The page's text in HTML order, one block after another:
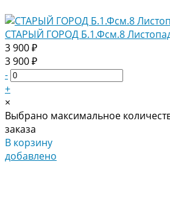
СТАРЫЙ ГОРОД Б.1.Фсм.8
3 900 ₽
3 900 ₽
-
+
×
Выбрано максимальное
заказа
В корзину
добавлено